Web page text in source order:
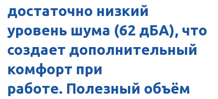
достаточно низкий
уровень шума (62 дБА), что
создает дополнительный
комфорт при
работе. Полезный объём